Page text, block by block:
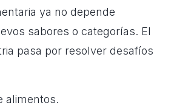
ya no depende
sabores o categorías. El
pasa por resolver desafíos
alimentos.